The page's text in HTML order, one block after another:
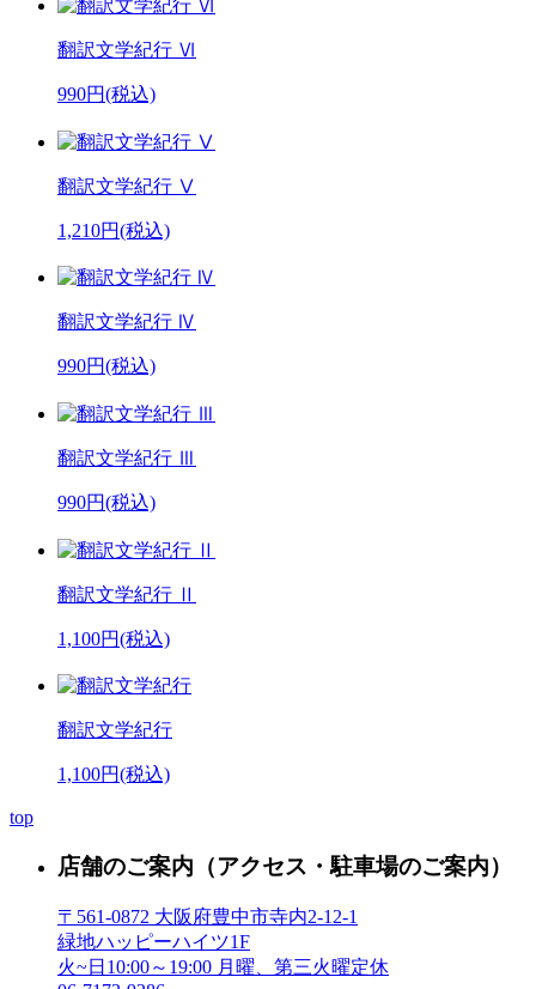
翻訳文学紀行 Ⅵ
990円(税込)
翻訳文学紀行 Ⅴ
1,210円(税込)
翻訳文学紀行 Ⅳ
990円(税込)
翻訳文学紀行 Ⅲ
990円(税込)
翻訳文学紀行 Ⅱ
1,100円(税込)
翻訳文学紀行
1,100円(税込)
top
店舗のご案内 （アクセス・駐車場のご案内）
〒561-0872 大阪府豊中市寺内2-12-1
緑地ハッピーハイツ1F
火~日10:00～19:00 月曜、第三火曜定休